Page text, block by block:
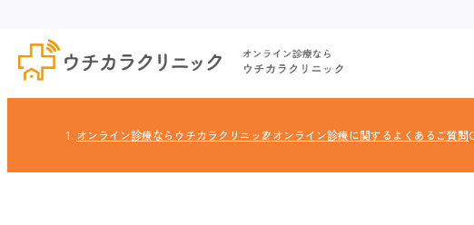
オンライン診療ならウチカラクリニックオンライン診療に関するよくあるご質問